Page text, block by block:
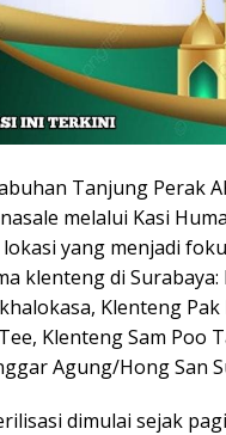
Tanjung Perak
melalui Kasi
yang menjadi
klenteng di
Klenteng Pak
Klenteng Sam Poo
Agung/Hong San
dimulai sejak